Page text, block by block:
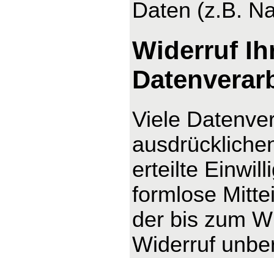
Daten (z.B.
Widerruf
Viele
erteilte
formlose
der bis zum
Widerruf